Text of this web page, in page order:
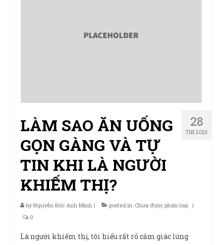
28
TH5 2025
LÀM SAO ĂN UỐNG
GỌN GÀNG VÀ TỰ
TIN KHI LÀ NGƯỜI
KHIẾM THỊ?
byNguyễn Đức Anh Minh | posted in: Chưa được phân loại |
0
Là người khiếm thị, tôi hiểu rất rõ cảm giác lúng